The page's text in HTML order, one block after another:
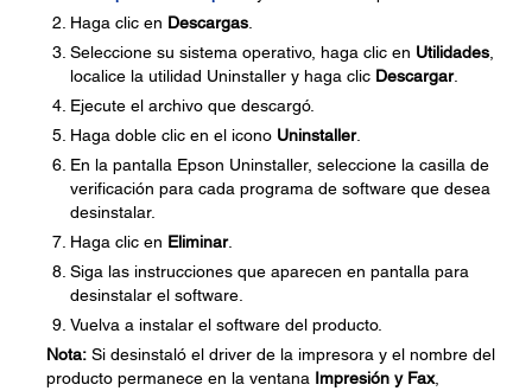
Haga clic en Descargas
Seleccione su sistema operativo, haga clic en Utilidades
localice la utilidad Uninstaller y haga clic Descargar.
Ejecute el archivo que descargó.
Haga doble clic en el icono Uninstaller.
En la pantalla Epson Uninstaller, seleccione la casilla de
verificación para cada programa de software que desea
desinstalar.
Haga clic en Eliminar.
Siga las instrucciones que aparecen en pantalla para
desinstalar el software.
Vuelva a instalar el software del producto.
Nota: Si desinstaló el driver de la impresora y el nombre del
producto permanece en la ventana Impresión y Fax,